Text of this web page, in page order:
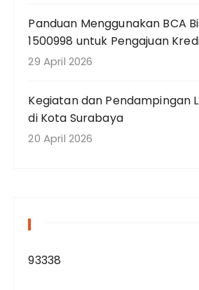
Panduan Menggunakan BCA
1500998 untuk Pengajuan
29 April 2026
Kegiatan dan Pendampingan
di Kota Surabaya
20 April 2026
93338